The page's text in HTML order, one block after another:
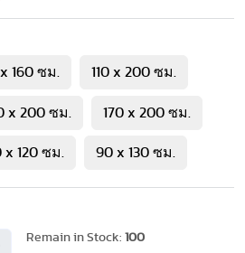
x 160 ซม. 110 x 200 ซม.
x 200 ซม. 170 x 200 ซม.
x 120 ซม. 90 x 130 ซม.
Remain in Stock: 100